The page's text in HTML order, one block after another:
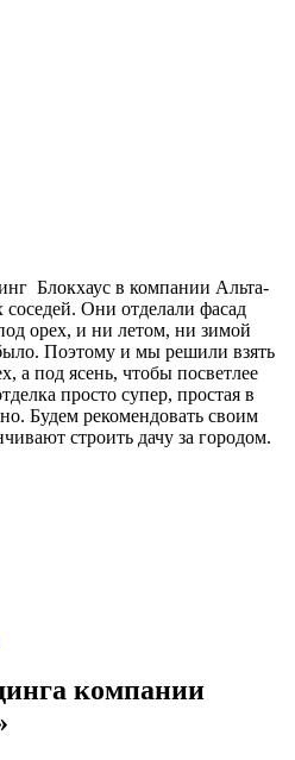
Блокхаус в компании Альта-
Они отделали фасад
орех, и ни летом, ни зимой
Поэтому и мы решили взять
а под ясень, чтобы посветлее
просто супер, простая в
Будем рекомендовать своим
строить дачу за городом.
компании